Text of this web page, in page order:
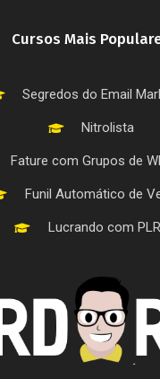
Cursos Mais
Segredos do Email
Nitrolista
Fature com Grupos de
Funil Automático de
Lucrando com